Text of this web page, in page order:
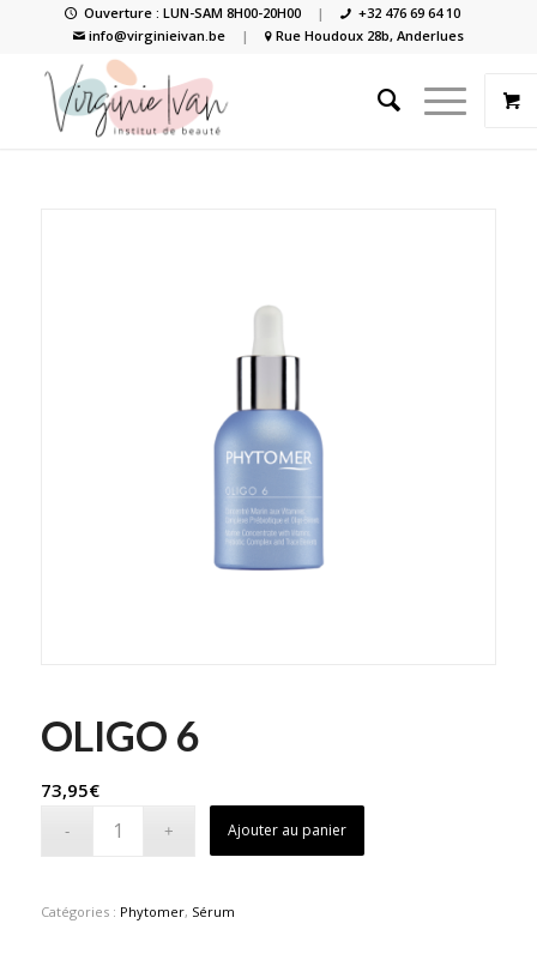
Ouverture : LUN-SAM 8H00-20H00 |
+32 476 69 64 10
info@virginieivan.be
| Rue Houdoux 28b, Anderlues
OLIGO 6
73,95€
Ajouter au panier
Catégories : Phytomer, Sérum